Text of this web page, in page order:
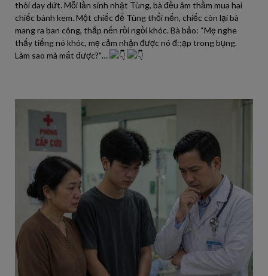
thôi day dứt. Mỗi lần sinh nhật Tùng, bà đều âm thầm mua hai
chiếc bánh kem. Một chiếc để Tùng thổi nến, chiếc còn lại bà
mang ra ban công, thắp nến rồi ngồi khóc. Bà bảo: “Mẹ nghe
thấy tiếng nó khóc, mẹ cảm nhận được nó đ:;ạp trong bụng.
Làm sao mà mất được?”…